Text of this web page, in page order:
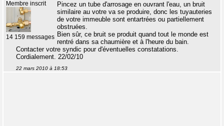
Membre inscrit
14 159 messages
Pincez un tube d'arrosage en ouvrant l'eau, un bruit
similaire au votre va se produire, donc les tuyauteries
de votre immeuble sont entartrées ou partiellement
obstruées.
Bien sûr, ce bruit se produit quand tout le monde est
rentré dans sa chaumière et à l'heure du bain.
Contacter votre syndic pour d'éventuelles constatations.
Cordialement. 22/02/10
22 mars 2010 à 18:53